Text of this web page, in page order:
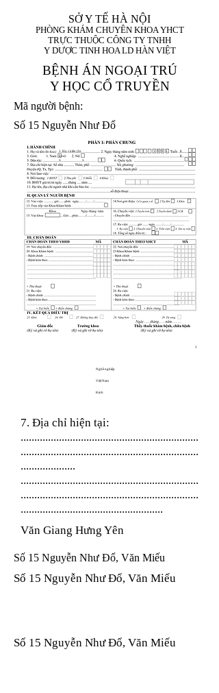
SỞ Y TẾ HÀ NỘI
PHÒNG KHÁM CHUYÊN KHOA YHCT
TRỰC THUỘC CÔNG TY TNHH
Y DƯỢC TINH HOA LD HÀN VIỆT
BỆNH ÁN NGOẠI TRÚ
Y HỌC CỔ TRUYỀN
Mã người bệnh:
Số 15 Nguyễn Như Đổ
1. Họ và tên (In
hoa):
1 9 9 5
8
8
X
X
Nghề nghiệp
Việt Nam
Kinh
7. Địa chỉ hiện tại:
.................................................................
.................................................................
....................
.................................................................
.................................................................
....................................................
Văn Giang Hưng Yên
Số 15 Nguyễn Như Đổ, Văn Miếu
Số 15 Nguyễn Như Đổ, Văn Miếu
Số 15 Nguyễn Như Đổ, Văn Miếu